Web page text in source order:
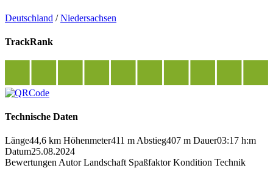
Deutschland /Niedersachsen
TrackRank
Technische Daten
Länge44,6 km Höhenmeter411 m Abstieg407 m Dauer03:17 h:m
Datum25.08.2024
Bewertungen Autor Landschaft Spaßfaktor Kondition Technik